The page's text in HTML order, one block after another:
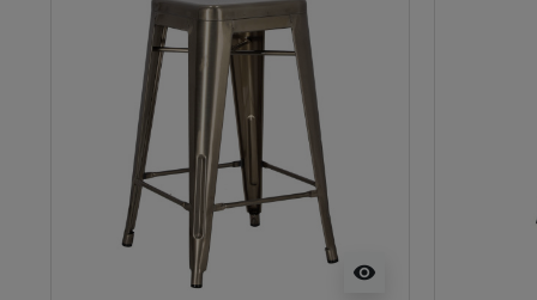
visibility